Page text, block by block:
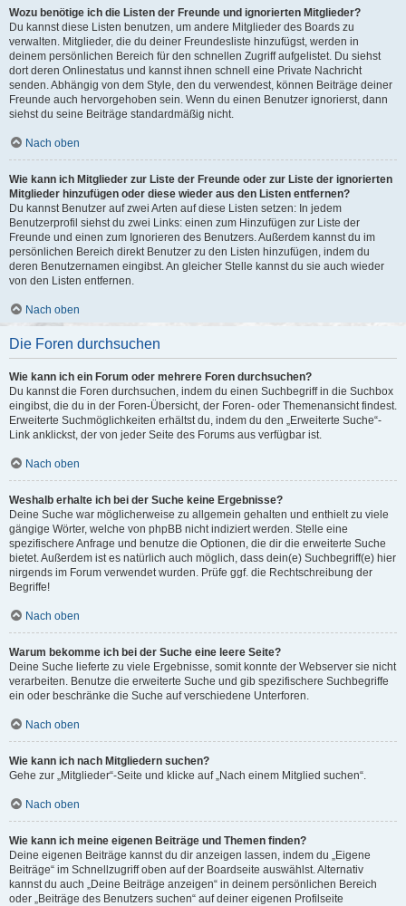
Wozu benötige ich die Listen der Freunde und ignorierten Mitglieder?
Du kannst diese Listen benutzen, um andere Mitglieder des Boards zu
verwalten. Mitglieder, die du deiner Freundesliste hinzufügst, werden in
deinem persönlichen Bereich für den schnellen Zugriff aufgelistet. Du siehst
dort deren Onlinestatus und kannst ihnen schnell eine Private Nachricht
senden. Abhängig von dem Style, den du verwendest, können Beiträge deiner
Freunde auch hervorgehoben sein. Wenn du einen Benutzer ignorierst, dann
siehst du seine Beiträge standardmäßig nicht.
Nach oben
Wie kann ich Mitglieder zur Liste der Freunde oder zur Liste der ignorierten
Mitglieder hinzufügen oder diese wieder aus den Listen entfernen?
Du kannst Benutzer auf zwei Arten auf diese Listen setzen: In jedem
Benutzerprofil siehst du zwei Links: einen zum Hinzufügen zur Liste der
Freunde und einen zum Ignorieren des Benutzers. Außerdem kannst du im
persönlichen Bereich direkt Benutzer zu den Listen hinzufügen, indem du
deren Benutzernamen eingibst. An gleicher Stelle kannst du sie auch wieder
von den Listen entfernen.
Nach oben
Die Foren durchsuchen
Wie kann ich ein Forum oder mehrere Foren durchsuchen?
Du kannst die Foren durchsuchen, indem du einen Suchbegriff in die Suchbox
eingibst, die du in der Foren-Übersicht, der Foren- oder Themenansicht findest.
Erweiterte Suchmöglichkeiten erhältst du, indem du den „Erweiterte Suche“-
Link anklickst, der von jeder Seite des Forums aus verfügbar ist.
Nach oben
Weshalb erhalte ich bei der Suche keine Ergebnisse?
Deine Suche war möglicherweise zu allgemein gehalten und enthielt zu viele
gängige Wörter, welche von phpBB nicht indiziert werden. Stelle eine
spezifischere Anfrage und benutze die Optionen, die dir die erweiterte Suche
bietet. Außerdem ist es natürlich auch möglich, dass dein(e) Suchbegriff(e) hier
nirgends im Forum verwendet wurden. Prüfe ggf. die Rechtschreibung der
Begriffe!
Nach oben
Warum bekomme ich bei der Suche eine leere Seite?
Deine Suche lieferte zu viele Ergebnisse, somit konnte der Webserver sie nicht
verarbeiten. Benutze die erweiterte Suche und gib spezifischere Suchbegriffe
ein oder beschränke die Suche auf verschiedene Unterforen.
Nach oben
Wie kann ich nach Mitgliedern suchen?
Gehe zur „Mitglieder“-Seite und klicke auf „Nach einem Mitglied suchen“.
Nach oben
Wie kann ich meine eigenen Beiträge und Themen finden?
Deine eigenen Beiträge kannst du dir anzeigen lassen, indem du „Eigene
Beiträge“ im Schnellzugriff oben auf der Boardseite auswählst. Alternativ
kannst du auch „Deine Beiträge anzeigen“ in deinem persönlichen Bereich
oder „Beiträge des Benutzers suchen“ auf deiner eigenen Profilseite